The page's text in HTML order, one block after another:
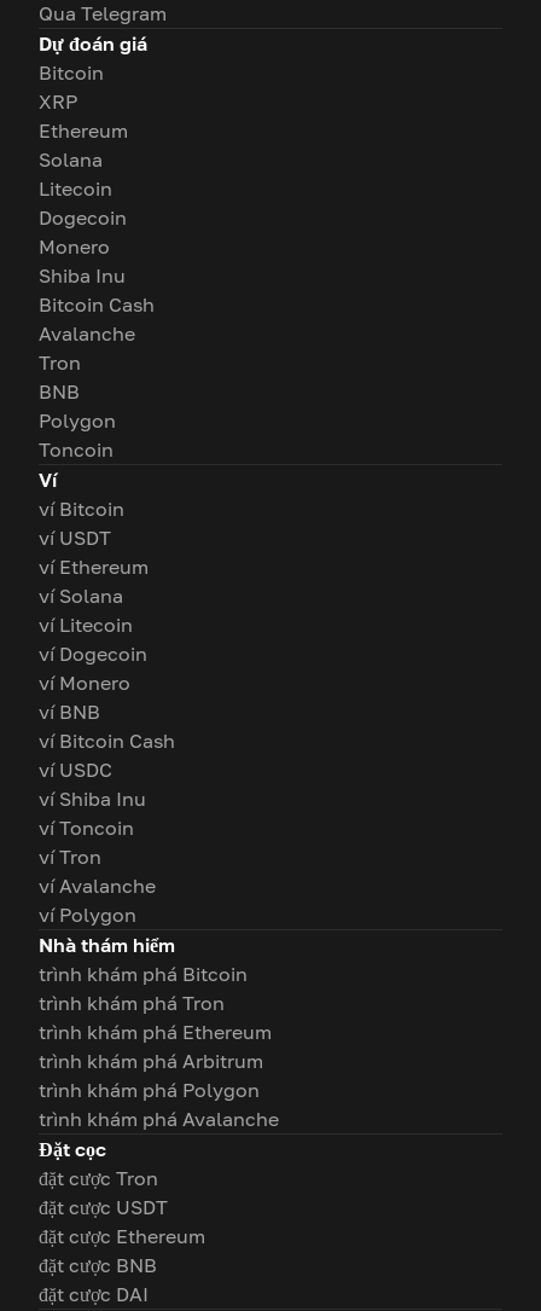
Qua Telegram
Dự đoán giá
Bitcoin
XRP
Ethereum
Solana
Litecoin
Dogecoin
Monero
Shiba Inu
Bitcoin Cash
Avalanche
Tron
BNB
Polygon
Toncoin
Ví
ví Bitcoin
ví USDT
ví Ethereum
ví Solana
ví Litecoin
ví Dogecoin
ví Monero
ví BNB
ví Bitcoin Cash
ví USDC
ví Shiba Inu
ví Toncoin
ví Tron
ví Avalanche
ví Polygon
Nhà thám hiểm
trình khám phá Bitcoin
trình khám phá Tron
trình khám phá Ethereum
trình khám phá Arbitrum
trình khám phá Polygon
trình khám phá Avalanche
Đặt cọc
đặt cược Tron
đặt cược USDT
đặt cược Ethereum
đặt cược BNB
đặt cược DAI